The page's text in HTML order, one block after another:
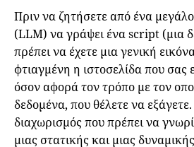
Πριν να ζητήσετε από ένα
(LLM) να γράψει ένα script (μια
πρέπει να έχετε μια γενική
φτιαγμένη η ιστοσελίδα που σας
όσον αφορά τον τρόπο με τον
δεδομένα, που θέλετε να
διαχωρισμός που πρέπει να
μιας στατικής και μιας